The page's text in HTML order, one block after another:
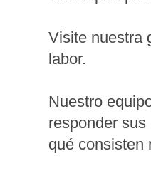
Visite nuestra
labor.
Nuestro
responder
qué consisten